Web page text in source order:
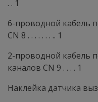
. . 1
6-проводной кабель
CN 8 . . . . . . . .. 1
2-проводной кабель
каналов CN 9 . . . . 1
Наклейка датчика